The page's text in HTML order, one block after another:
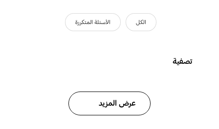
الكل الأسئلة المتكررة
تصفية
عرض المزيد